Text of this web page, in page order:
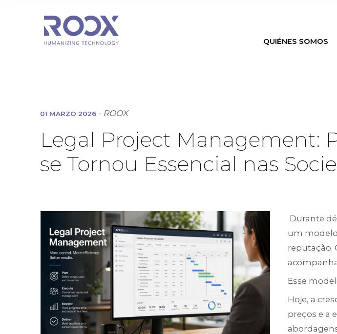
QUIÉNES SOMOS
01 MARZO 2026 - ROOX
Legal Project Management:
se Tornou Essencial nas
Durante
um
reputação.
Esse
Hoje, a
preços e a